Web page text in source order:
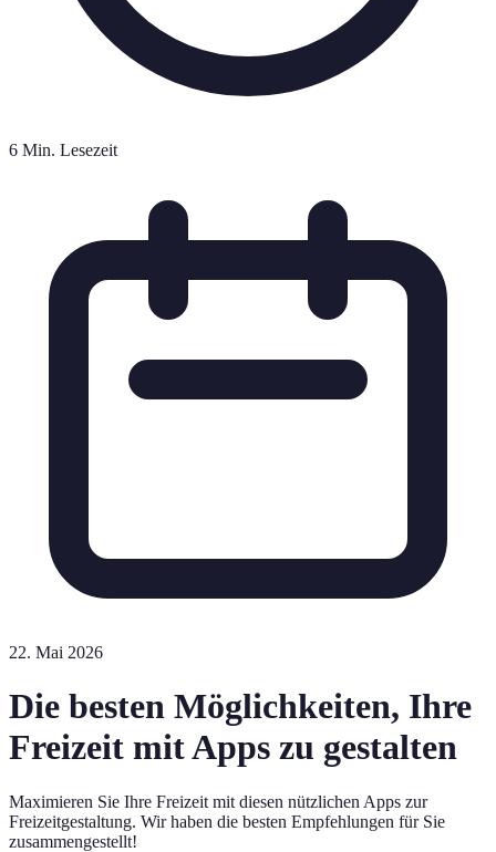
6 Min. Lesezeit
22. Mai 2026
Die besten Möglichkeiten, Ihre
Freizeit mit Apps zu gestalten
Maximieren Sie Ihre Freizeit mit diesen nützlichen Apps zur
Freizeitgestaltung. Wir haben die besten Empfehlungen für Sie
zusammengestellt!